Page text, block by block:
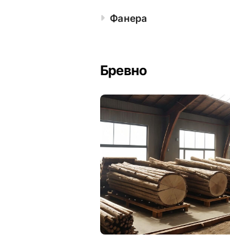
Фанера
Бревно